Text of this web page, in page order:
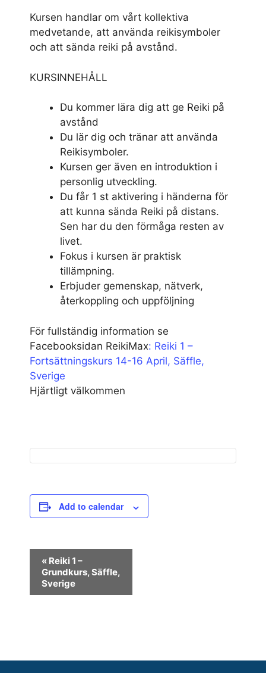
Kursen handlar om vårt kollektiva
medvetande, att använda reikisymboler
och att sända reiki på avstånd.
KURSINNEHÅLL
Du kommer lära dig att ge Reiki på
avstånd
Du lär dig och tränar att använda
Reikisymboler.
Kursen ger även en introduktion i
personlig utveckling.
Du får 1 st aktivering i händerna för
att kunna sända Reiki på distans.
Sen har du den förmåga resten av
livet.
Fokus i kursen är praktisk
tillämpning.
Erbjuder gemenskap, nätverk,
återkoppling och uppföljning
För fullständig information se
Facebooksidan ReikiMax: Reiki 1 –
Fortsättningskurs 14-16 April, Säffle,
Sverige
Hjärtligt välkommen
Add to calendar
e
N
« Reiki 1 –
Grundkurs, Säffle,
Sverige